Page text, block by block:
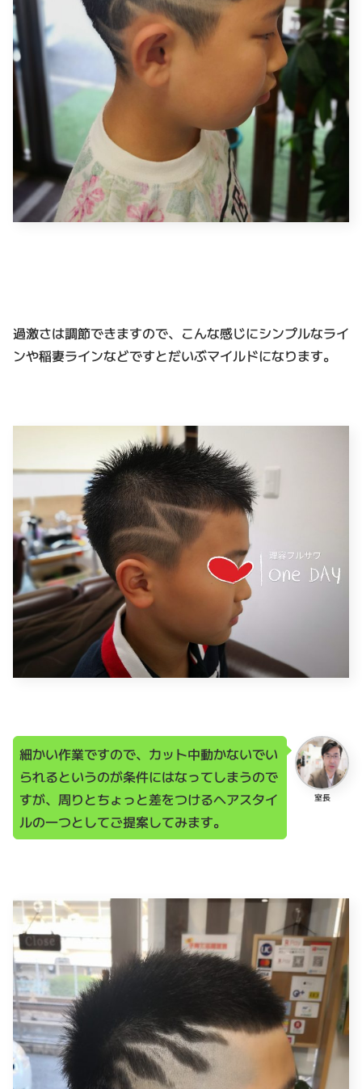
過激さは調節できますので、こんな感じにシンプルなライ
ンや稲妻ラインなどですとだいぶマイルドになります。
室長
細かい作業ですので、カット中動かないでい
られるというのが条件にはなってしまうので
すが、周りとちょっと差をつけるヘアスタイ
ルの一つとしてご提案してみます。